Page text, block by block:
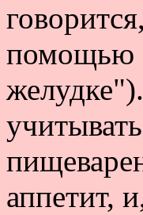
помощью
аппетит,